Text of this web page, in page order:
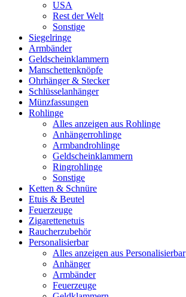
USA
Rest der Welt
Sonstige
Siegelringe
Armbänder
Geldscheinklammern
Manschettenknöpfe
Ohrhänger & Stecker
Schlüsselanhänger
Münzfassungen
Rohlinge
Alles anzeigen aus Rohlinge
Anhängerrohlinge
Armbandrohlinge
Geldscheinklammern
Ringrohlinge
Sonstige
Ketten & Schnüre
Etuis & Beutel
Feuerzeuge
Zigarettenetuis
Raucherzubehör
Personalisierbar
Alles anzeigen aus Personalisierbar
Anhänger
Armbänder
Feuerzeuge